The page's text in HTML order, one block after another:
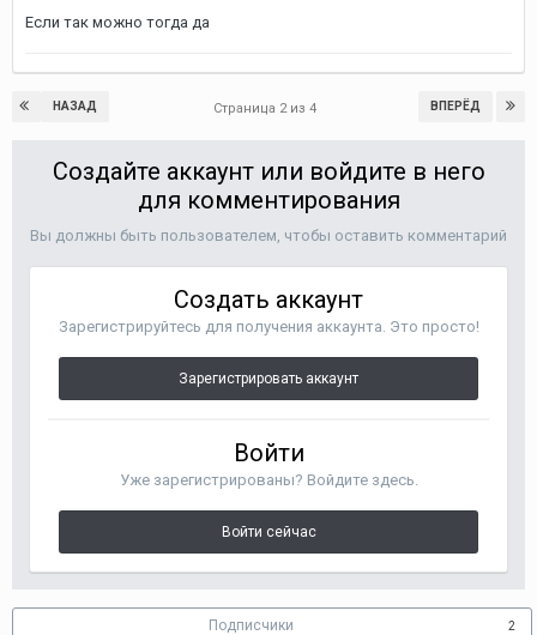
Если так можно тогда да
НАЗАД ВПЕРЁД
Страница 2 из 4
Создайте аккаунт или войдите в него
для комментирования
Вы должны быть пользователем, чтобы оставить комментарий
Создать аккаунт
Зарегистрируйтесь для получения аккаунта. Это просто!
Зарегистрировать аккаунт
Войти
Уже зарегистрированы? Войдите здесь.
Войти сейчас
Подписчики 2